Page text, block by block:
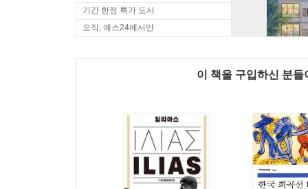
기간 한정 특가 도서
오직, 예스24에서만
이 책을 구입하신 분